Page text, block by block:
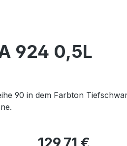
924 0,5L
90 in dem Farbton
Regulärer Preis: